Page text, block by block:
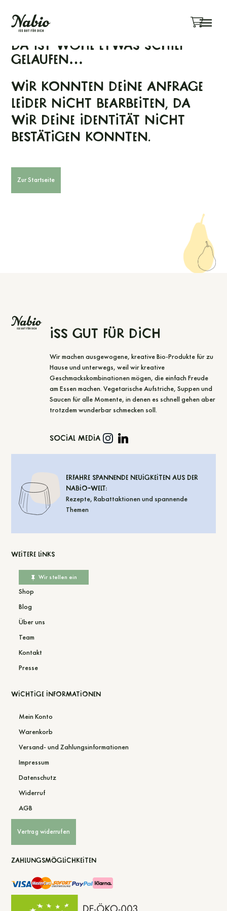
Da ist wohl etwas schief
gelaufen…
Wir konnten deine Anfrage
leider nicht bearbeiten, da
wir deine Identität nicht
bestätigen konnten.
Zur Startseite
Iss gut für dich
Wir machen ausgewogene, kreative Bio-Produkte für zu
Hause und unterwegs, weil wir kreative
Geschmackskombinationen mögen, die einfach Freude
am Essen machen. Vegetarische Aufstriche, Suppen und
Saucen für alle Momente, in denen es schnell gehen aber
trotzdem wunderbar schmecken soll.
Social Media
Erfahre spannende Neuigkeiten aus der
Nabio-Welt:
Rezepte, Rabattaktionen und spannende
Themen
Weitere Links
Wir stellen ein
Shop
Blog
Über uns
Team
Kontakt
Presse
Wichtige Informationen
Mein Konto
Warenkorb
Versand- und Zahlungsinformationen
Impressum
Datenschutz
Widerruf
AGB
Vertrag widerrufen
Zahlungsmöglichkeiten